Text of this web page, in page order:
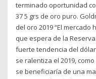
terminado oportunidad
37 5 grs de oro puro.
del oro 2019 “El mercado
que espera de la
fuerte tendencia del
se ralentiza el 2019,
se beneficiaría de una